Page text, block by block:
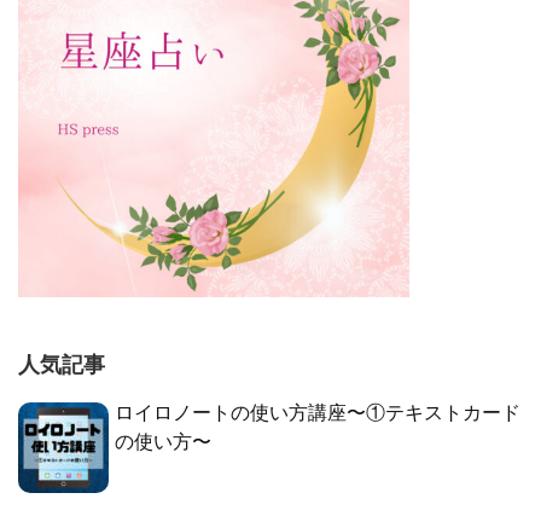
人気記事
ロイロノートの使い方講座〜①テキストカード
の使い方〜